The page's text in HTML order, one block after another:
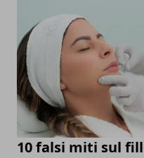
10 falsi miti sul